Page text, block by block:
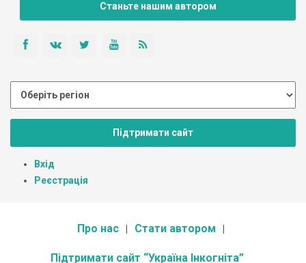
Станьте нашим автором
Підтримати сайт
Вхід
Реєстрація
Про нас Стати автором
Підтримати сайт “Україна Інкогніта”